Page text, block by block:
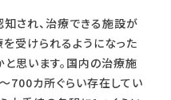
され、治療できる施設が
受けられるようになった
思います。国内の治療施
700カ所ぐらい存在してい